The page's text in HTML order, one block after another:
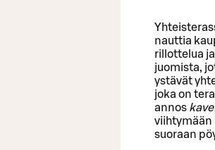
nauttia
rillottelua
juomista,
ystävät
joka on
annos
viihtymään
suoraan